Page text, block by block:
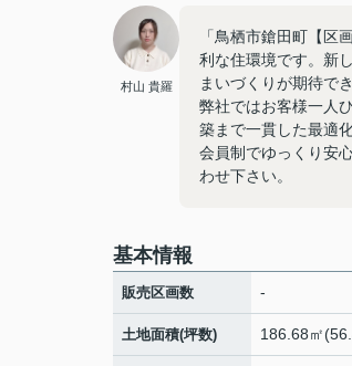
村山 貴羅
「鳥栖市鎗田町【
利な住環境です。新
まいづくりが期待で
弊社ではお客様一人
築まで一貫した最適
会員制でゆっくり安
わせ下さい。
基本情報
販売区画数 -
土地面積(坪数) 186.68㎡